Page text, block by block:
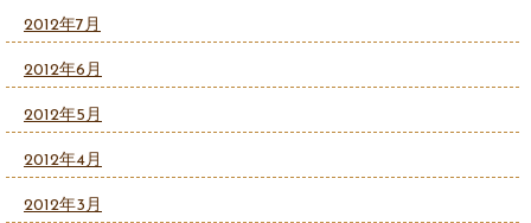
2012年7月
2012年6月
2012年5月
2012年4月
2012年3月